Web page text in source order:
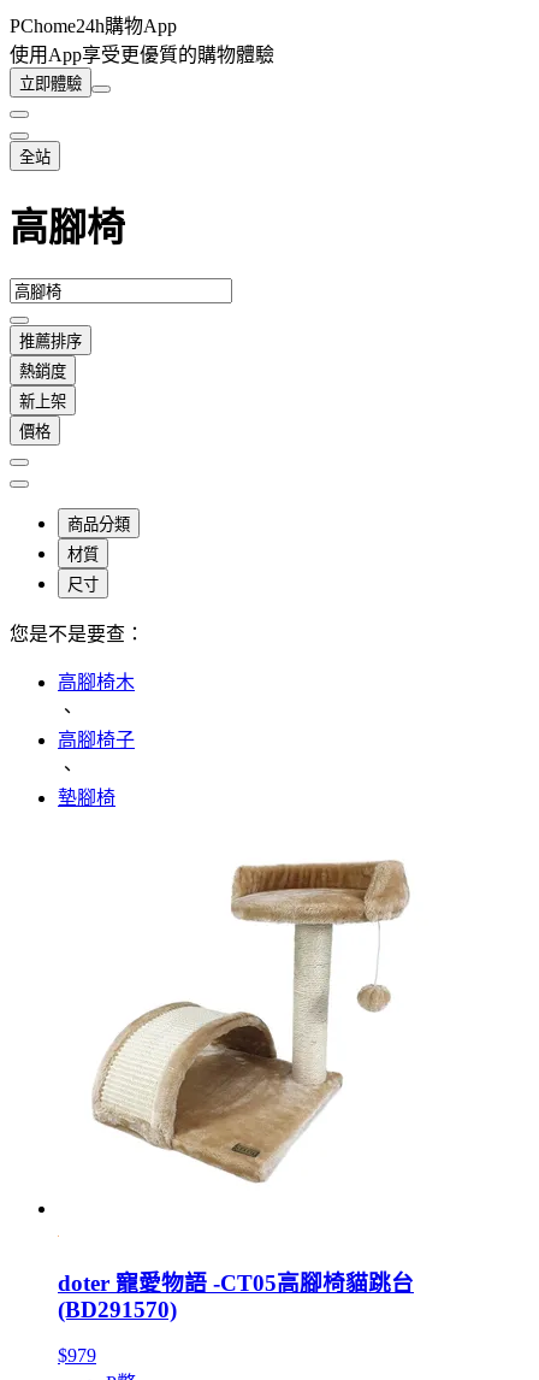
PChome24h購物App
使用App享受更優質的購物體驗
立即體驗
全站
高腳椅
推薦排序
熱銷度
新上架
價格
商品分類
材質
尺寸
您是不是要查：
高腳椅木
、
高腳椅子
、
墊腳椅
doter 寵愛物語 -CT05高腳椅貓跳台
(BD291570)
$979